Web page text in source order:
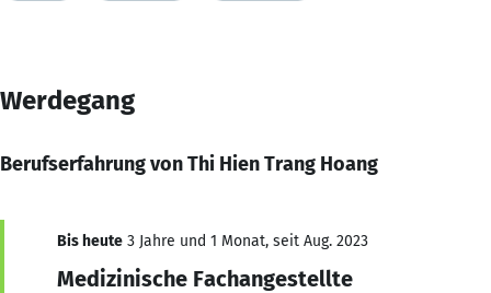
Werdegang
Berufserfahrung von Thi Hien Trang Hoang
Bis heute 3 Jahre und 1 Monat, seit Aug. 2023
Medizinische Fachangestellte